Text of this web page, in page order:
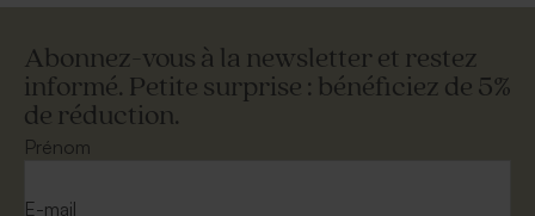
Abonnez-vous à la newsletter et restez
informé. Petite surprise : bénéficiez de 5%
de réduction.
Prénom
E-mail